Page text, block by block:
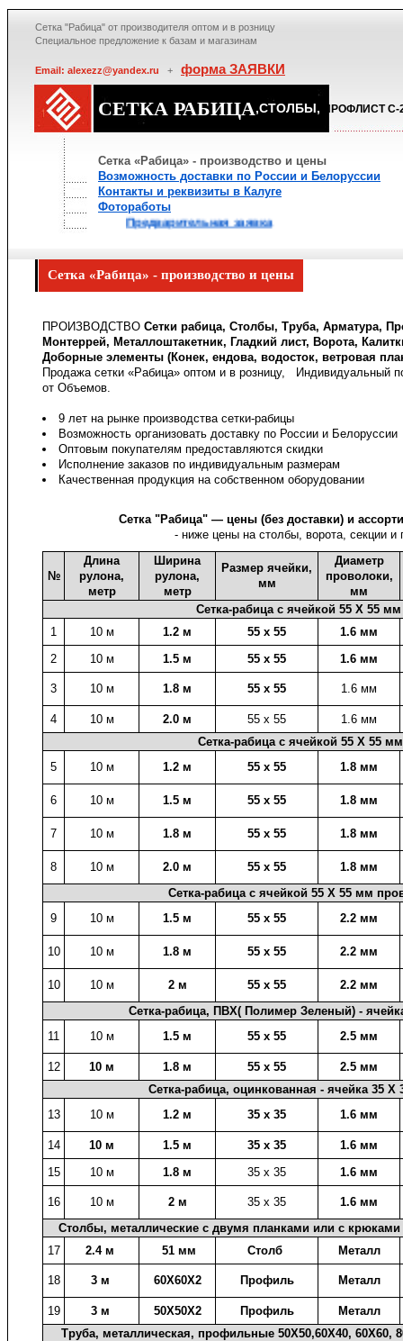
Сетка "Рабица" от производителя оптом и в розницу
Специальное предложение к базам и магазинам
Email: alexezz@yandex.ru + форма ЗАЯВКИ
СЕТКА РАБИЦА,СТОЛБЫ, ПРОФЛИСТ С-
Сетка «Рабица» - производство и цены
Возможность доставки по России и Белоруссии
Контакты и реквизиты в Калуге
Фотоработы
Предварительная заявка
Сетка «Рабица» - производство и цены
ПРОИЗВОДСТВО Сетки рабица, Столбы, Труба, Арматура,
Монтеррей, Металлоштакетник, Гладкий лист, Ворота,
Доборные элементы (Конек, ендова, водосток, ветровая
Продажа сетки «Рабица» оптом и в розницу, Индивидуальный
от Объемов.
9 лет на рынке производства сетки-рабицы
Возможность организовать доставку по России и Белоруссии
Оптовым покупателям предоставляются скидки
Исполнение заказов по индивидуальным размерам
Качественная продукция на собственном оборудовании
Сетка "Рабица" — цены (без доставки) и
- ниже цены на столбы, ворота, секции и
№
Длина
рулона,
метр
Ширина
рулона,
метр
Размер ячейки,
мм
Диаметр
проволоки,
мм
Сетка-рабица с ячейкой 55 X 55
1
10 м 1.2 м 55 х 55
1.6 мм
2
10 м 1.5 м 55 х 55 1.6 мм
3 10 м 1.8 м 55 х 55 1.6 мм
4 10 м 2.0 м 55 х 55
1.6 мм
Сетка-рабица с ячейкой 55 X 55
5
10 м 1.2 м 55 х 55 1.8 мм
6 10 м 1.5 м 55 х 55 1.8 мм
7 10 м 1.8 м 55 х 55 1.8 мм
8 10 м 2.0 м 55 х 55
1.8 мм
Сетка-рабица с ячейкой 55 X 55 мм
9
10 м 1.5 м 55 х 55 2.2 мм
10 10 м 1.8 м 55 х 55 2.2 мм
10 10 м 2 м 55 х 55
2.2 мм
Сетка-рабица, ПВХ( Полимер Зеленый) -
11
10 м 1.5 м 55 х 55 2.5 мм
12 10 м 1.8 м 55 х 55
2.5 мм
Сетка-рабица, оцинкованная - ячейка 35
13
10 м 1.2 м 35 х 35 1.6 мм
14 10 м 1.5 м 35 х 35
1.6 мм
15
10 м 1.8 м 35 х 35 1.6 мм
16 10 м 2 м 35 х 35
1.6 мм
Столбы, металлические с двумя планками или с
17
2.4 м 51 мм Столб Металл
18 3 м 60X60X2 Профиль Металл
19 3 м 50X50X2 Профиль
Металл
Труба, металлическая, профильные 50X50,60X40, 60X60,